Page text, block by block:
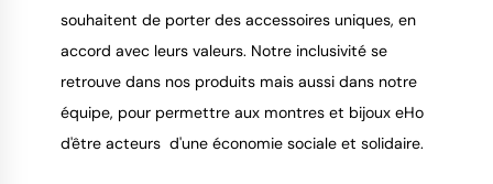
souhaitent de porter des accessoires uniques, en
accord avec leurs valeurs. Notre inclusivité se
retrouve dans nos produits mais aussi dans notre
équipe, pour permettre aux montres et bijoux eHo
d'être acteurs d'une économie sociale et solidaire.